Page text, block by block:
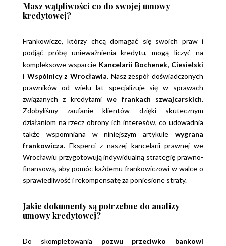
Masz wątpliwości co do swojej umowy
kredytowej?
Frankowicze, którzy chcą domagać się swoich praw i
podjąć próbę unieważnienia kredytu, mogą liczyć na
kompleksowe wsparcie Kancelarii Bochenek, Ciesielski
i Wspólnicy z Wrocławia. Nasz zespół doświadczonych
prawników od wielu lat specjalizuje się w sprawach
związanych z kredytami we frankach szwajcarskich.
Zdobyliśmy zaufanie klientów dzięki skutecznym
działaniom na rzecz obrony ich interesów, co udowadnia
także wspomniana w niniejszym artykulewygrana
frankowicza. Eksperci z naszej kancelarii prawnej we
Wrocławiu przygotowują indywidualną strategię prawno-
finansową, aby pomóc każdemu frankowiczowi w walce o
sprawiedliwość i rekompensatę za poniesione straty.
Jakie dokumenty są potrzebne do analizy
umowy kredytowej?
Do skompletowania pozwu przeciwko bankowi